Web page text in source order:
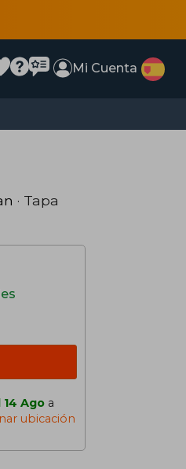
Mi Cuenta
· Tapa
14 Ago a
ubicación